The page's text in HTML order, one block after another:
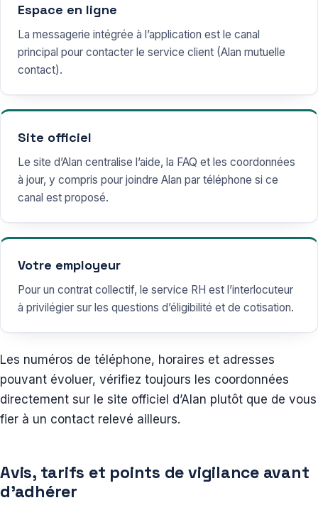
Espace en ligne
La messagerie intégrée à l’application est le canal
principal pour contacter le service client (Alan mutuelle
contact).
Site officiel
Le site d’Alan centralise l’aide, la FAQ et les coordonnées
à jour, y compris pour joindre Alan par téléphone si ce
canal est proposé.
Votre employeur
Pour un contrat collectif, le service RH est l’interlocuteur
à privilégier sur les questions d’éligibilité et de cotisation.
Les numéros de téléphone, horaires et adresses
pouvant évoluer, vérifiez toujours les coordonnées
directement sur le site officiel d’Alan plutôt que de vous
fier à un contact relevé ailleurs.
Avis, tarifs et points de vigilance avant
d’adhérer